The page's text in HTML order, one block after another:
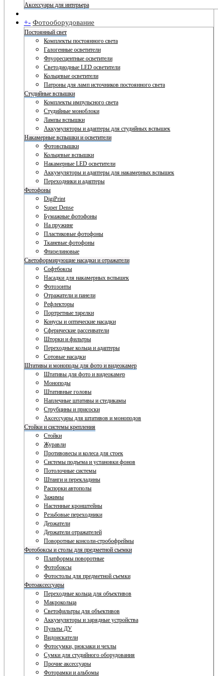
Аксессуары для интерьера
+- Фотооборудование
Постоянный свет
Комплекты постоянного света
Галогенные осветители
Флуоресцентные осветители
Светодиодные LED осветители
Кольцевые осветители
Патроны для ламп источников постоянного света
Студийные вспышки
Комплекты импульсного света
Студийные моноблоки
Лампы вспышки
Аккумуляторы и адаптеры для студийных вспышек
Накамерные вспышки и осветители
Фотовспышки
Кольцевые вспышки
Накамерные LED осветители
Аккумуляторы и адаптеры для накамерных вспышек
Переходники и адаптеры
Фотофоны
DigiPrint
Super Dense
Бумажные фотофоны
На пружине
Пластиковые фотофоны
Тканевые фотофоны
Флизелиновые
Светоформирующие насадки и отражатели
Софтбоксы
Насадки для накамерных вспышек
Фотозонты
Отражатели и панели
Рефлекторы
Портретные тарелки
Конусы и оптические насадки
Сферические рассеиватели
Шторки и фильтры
Переходные кольца и адаптеры
Сотовые насадки
Штативы и моноподы для фото и видеокамер
Штативы для фото и видеокамер
Моноподы
Штативные головы
Наплечные штативы и стедикамы
Струбцины и присоски
Аксессуары для штативов и моноподов
Стойки и системы крепления
Стойки
Журавли
Противовесы и колеса для стоек
Системы подъема и установки фонов
Потолочные системы
Штанги и перекладины
Распорки автополы
Зажимы
Настенные кронштейны
Резьбовые переходники
Держатели
Держатели отражателей
Поворотные консоли-стробофреймы
Фотобоксы и столы для предметной съемки
Платформы поворотные
Фотобоксы
Фотостолы для предметной съемки
Фотоаксессуары
Переходные кольца для объективов
Макрокольца
Светофильтры для объективов
Аккумуляторы и зарядные устройства
Пульты ДУ
Видоискатели
Фотосумки, рюкзаки и чехлы
Сумки для студийного оборудования
Прочие аксессуары
Фоторамки и альбомы